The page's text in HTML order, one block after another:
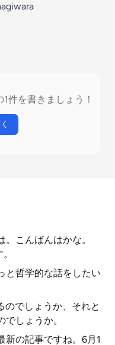
件を書きましょう！
こんばんはかな。
と哲学的な話をしたい
のでしょうか、それと
しょうか。
新の記事ですね。6月1